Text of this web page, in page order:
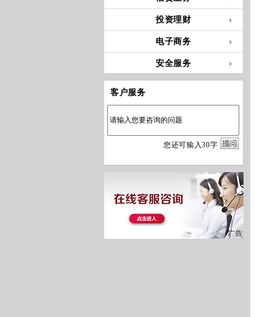
投资理财
电子商务
安全服务
客户服务
您还可输入30字